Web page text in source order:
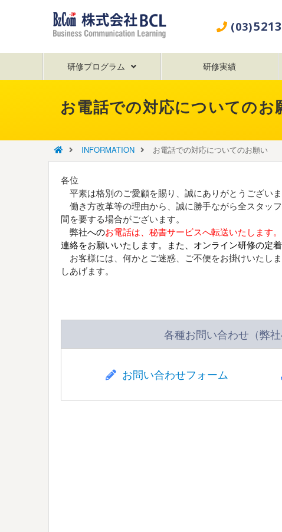
(03)
研修プログラム 研修実績
お電話での対応についてのお
INFORMATION お電話での対応についてのお願い
各位
平素は格別のご愛顧を賜り、誠にありがとうございま
働き方改革等の理由から、誠に勝手ながら全スタッ
間を要する場合がございます。
弊社へのお電話は、秘書サービスへ転送いたします
連絡をお願いいたします。また、オンライン研修の定
お客様には、何かとご迷惑、ご不便をお掛けいたし
しあげます。
各種お問い合わせ（弊
お問い合わせフォーム